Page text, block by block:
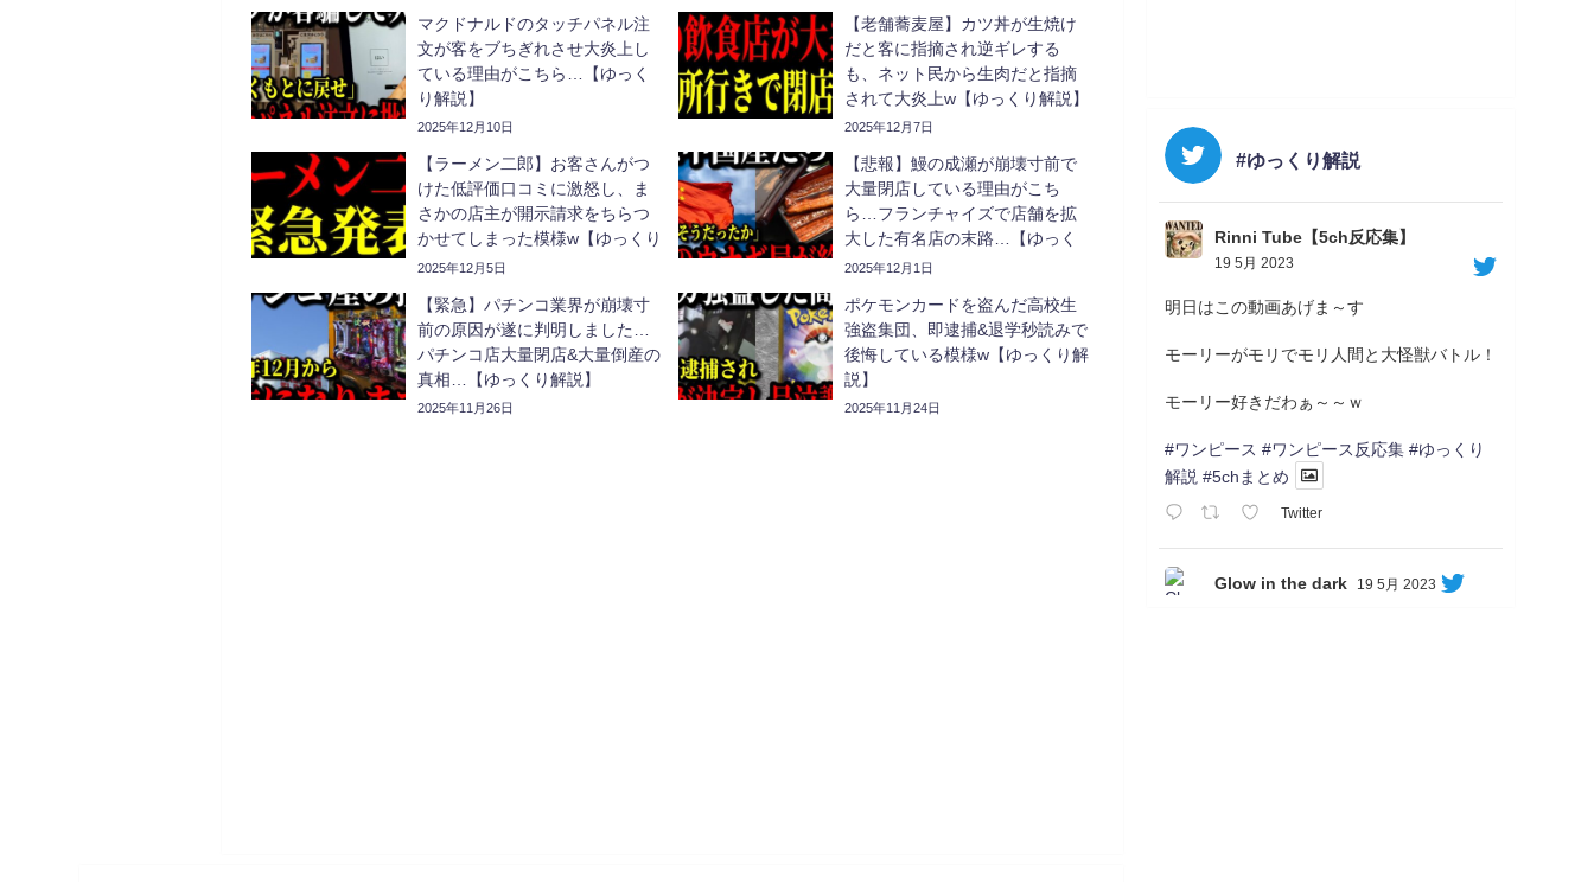
マクドナルドのタッチパネル注
文が客をブちぎれさせ大炎上し
ている理由がこちら…【ゆっく
り解説】
2025年12月10日
【老舗蕎麦屋】カツ丼が生焼け
だと客に指摘され逆ギレする
も、ネット民から生肉だと指摘
されて大炎上w【ゆっくり解説】
2025年12月7日
【ラーメン二郎】お客さんがつ
けた低評価口コミに激怒し、ま
さかの店主が開示請求をちらつ
かせてしまった模様w【ゆっくり
解説】
2025年12月5日
【悲報】鰻の成瀬が崩壊寸前で
大量閉店している理由がこち
ら…フランチャイズで店舗を拡
大した有名店の末路…【ゆっく
り解説】
2025年12月1日
【緊急】パチンコ業界が崩壊寸
前の原因が遂に判明しました…
パチンコ店大量閉店&大量倒産の
真相…【ゆっくり解説】
2025年11月26日
ポケモンカードを盗んだ高校生
強盗集団、即逮捕&退学秒読みで
後悔している模様w【ゆっくり解
説】
2025年11月24日
#ゆっくり解説
Rinni Tube【5ch反応集】
19 5月 2023
明日はこの動画あげま～す
モーリーがモリでモリ人間と大怪獣バトル！
モーリー好きだわぁ～～ｗ
#ワンピース #ワンピース反応集 #ゆっくり
解説 #5chまとめ
Twitter
Glow in the dark 19 5月 2023